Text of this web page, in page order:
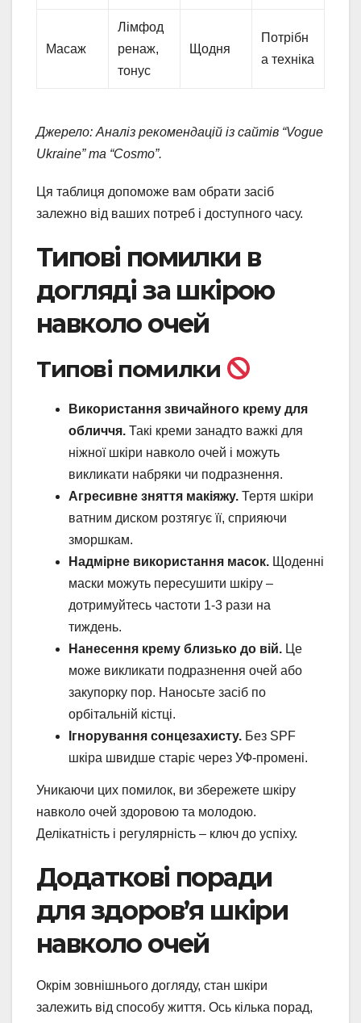
Масаж
Лімфод
ренаж,
тонус
Щодня
Потрібн
а техніка
Джерело: Аналіз рекомендацій із сайтів “Vogue
Ukraine” та “Cosmo”.
Ця таблиця допоможе вам обрати засіб
залежно від ваших потреб і доступного часу.
Типові помилки в
догляді за шкірою
навколо очей
Типові помилки
Використання звичайного крему для
обличчя. Такі креми занадто важкі для
ніжної шкіри навколо очей і можуть
викликати набряки чи подразнення.
Агресивне зняття макіяжу. Тертя шкіри
ватним диском розтягує її, сприяючи
зморшкам.
Надмірне використання масок. Щоденні
маски можуть пересушити шкіру –
дотримуйтесь частоти 1-3 рази на
тиждень.
Нанесення крему близько до вій. Це
може викликати подразнення очей або
закупорку пор. Наносьте засіб по
орбітальній кістці.
Ігнорування сонцезахисту. Без SPF
шкіра швидше старіє через УФ-промені.
Уникаючи цих помилок, ви збережете шкіру
навколо очей здоровою та молодою.
Делікатність і регулярність – ключ до успіху.
Додаткові поради
для здоров’я шкіри
навколо очей
Окрім зовнішнього догляду, стан шкіри
залежить від способу життя. Ось кілька порад,